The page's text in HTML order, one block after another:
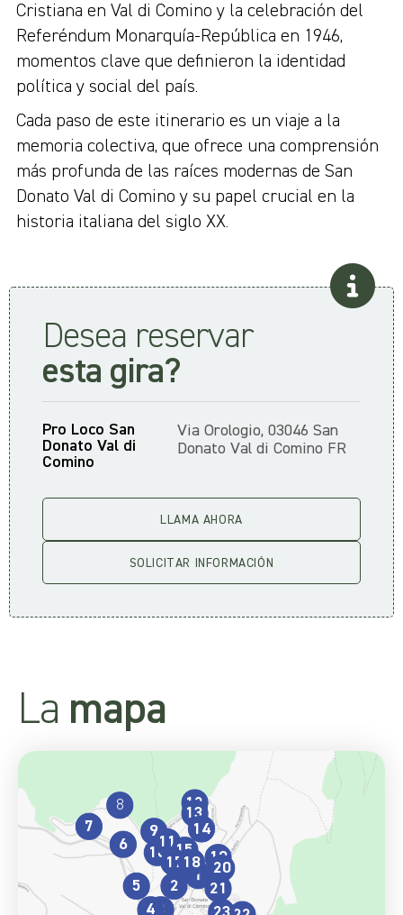
Cristiana en Val di Comino y la celebración del
Referéndum Monarquía-República en 1946,
momentos clave que definieron la identidad
política y social del país.
Cada paso de este itinerario es un viaje a la
memoria colectiva, que ofrece una comprensión
más profunda de las raíces modernas de San
Donato Val di Comino y su papel crucial en la
historia italiana del siglo XX.
Desea reservar
esta gira?
Pro Loco San
Donato Val di
Comino
Via Orologio, 03046 San
Donato Val di Comino FR
LLAMA AHORA
SOLICITAR INFORMACIÓN
La mapa
1
2
3
4
5
6
7
8
9
10
11
12
13
14
15
16
17 18 19
20
21